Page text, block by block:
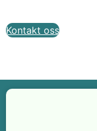
Kontakt oss